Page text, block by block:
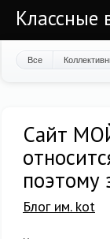
Классные
Все
Сайт
поэтому
Блог им. kot